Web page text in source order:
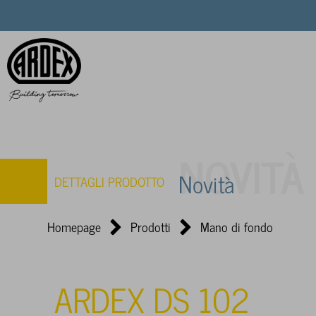
DETTAGLI PRODOTTO NOVITÀ
Novità
Homepage Prodotti Mano di fondo
ARDEX DS 102